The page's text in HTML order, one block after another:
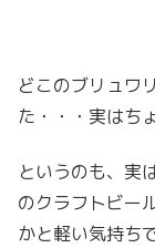
どこのブリュワ
た・・・実はち
というのも、実
のクラフトビー
かと軽い気持ち